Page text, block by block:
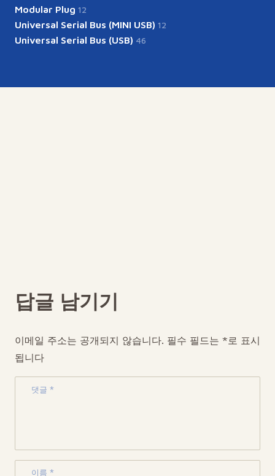
Modular Plug 12
Universal Serial Bus (MINI USB) 12
Universal Serial Bus (USB) 46
답글 남기기
이메일 주소는 공개되지 않습니다. 필수 필드는 * 로 표시
됩니다